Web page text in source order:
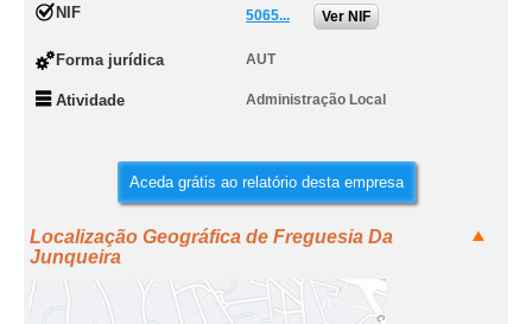
NIF 5065... Ver NIF
Forma jurídica AUT
Atividade Administração Local
Aceda grátis ao relatório desta empresa
Localização Geográfica de Freguesia Da
Junqueira